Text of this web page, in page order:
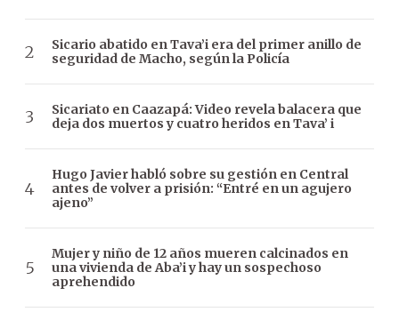
Sicario abatido en Tava’i era del primer anillo de
seguridad de Macho, según la Policía
Sicariato en Caazapá: Video revela balacera que
deja dos muertos y cuatro heridos en Tava’ i
Hugo Javier habló sobre su gestión en Central
antes de volver a prisión: “Entré en un agujero
ajeno”
Mujer y niño de 12 años mueren calcinados en
una vivienda de Aba’i y hay un sospechoso
aprehendido